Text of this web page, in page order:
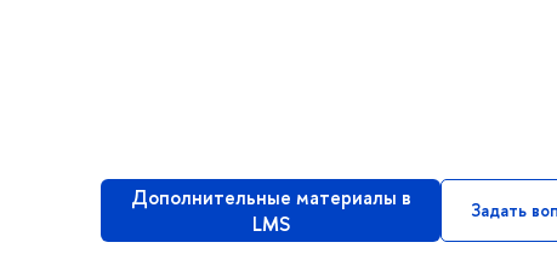
Дополнительные материалы в
LMS
Задать